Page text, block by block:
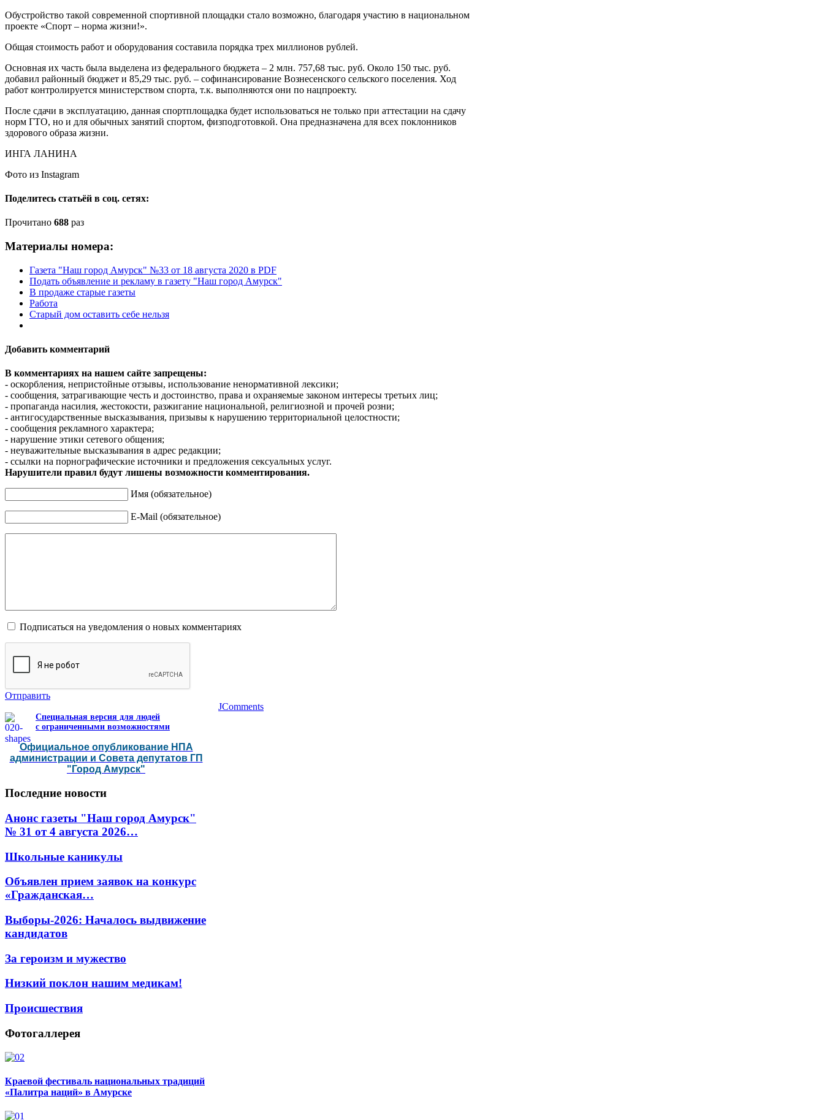
Обустройство такой современной спортивной площадки стало возможно, благодаря участию в национальном
проекте «Спорт – норма жизни!».
Общая стоимость работ и оборудования составила порядка трех миллионов рублей.
Основная их часть была выделена из федерального бюджета – 2 млн. 757,68 тыс. руб. Около 150 тыс. руб.
добавил районный бюджет и 85,29 тыс. руб. – софинансирование Вознесенского сельского поселения. Ход
работ контролируется министерством спорта, т.к. выполняются они по нацпроекту.
После сдачи в эксплуатацию, данная спортплощадка будет использоваться не только при аттестации на сдачу
норм ГТО, но и для обычных занятий спортом, физподготовкой. Она предназначена для всех поклонников
здорового образа жизни.
ИНГА ЛАНИНА
Фото из Instagram
Поделитесь статьёй в соц. сетях:
Прочитано 688 раз
Материалы номера:
Газета "Наш город Амурск" №33 от 18 августа 2020 в PDF
Подать объявление и рекламу в газету "Наш город Амурск"
В продаже старые газеты
Работа
Старый дом оставить себе нельзя
Добавить комментарий
В комментариях на нашем сайте запрещены:
- оскорбления, непристойные отзывы, использование ненормативной лексики;
- сообщения, затрагивающие честь и достоинство, права и охраняемые законом интересы третьих лиц;
- пропаганда насилия, жестокости, разжигание национальной, религиозной и прочей розни;
- антигосударственные высказывания, призывы к нарушению территориальной целостности;
- сообщения рекламного характера;
- нарушение этики сетевого общения;
- неуважительные высказывания в адрес редакции;
- ссылки на порнографические источники и предложения сексуальных услуг.
Нарушители правил будут лишены возможности комментирования.
Имя (обязательное)
E-Mail (обязательное)
Подписаться на уведомления о новых комментариях
Отправить
JComments
Специальная версия для людей
с ограниченными возможностями
Официальное опубликование НПА
администрации и Совета депутатов ГП
"Город Амурск"
Последние новости
Анонс газеты "Наш город Амурск"
№ 31 от 4 августа 2026…
Школьные каникулы
Объявлен прием заявок на конкурс
«Гражданская…
Выборы-2026: Началось выдвижение
кандидатов
За героизм и мужество
Низкий поклон нашим медикам!
Происшествия
Фотогаллерея
Краевой фестиваль национальных традиций
«Палитра наций» в Амурске